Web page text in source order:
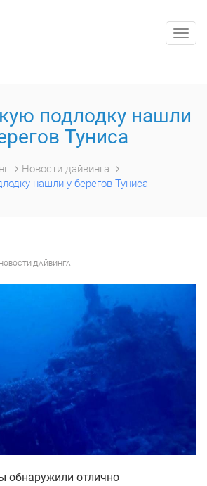
подлодку нашли
Туниса
Новости дайвинга
нашли у берегов Туниса
НОВОСТИ ДАЙВИНГА
обнаружили отлично